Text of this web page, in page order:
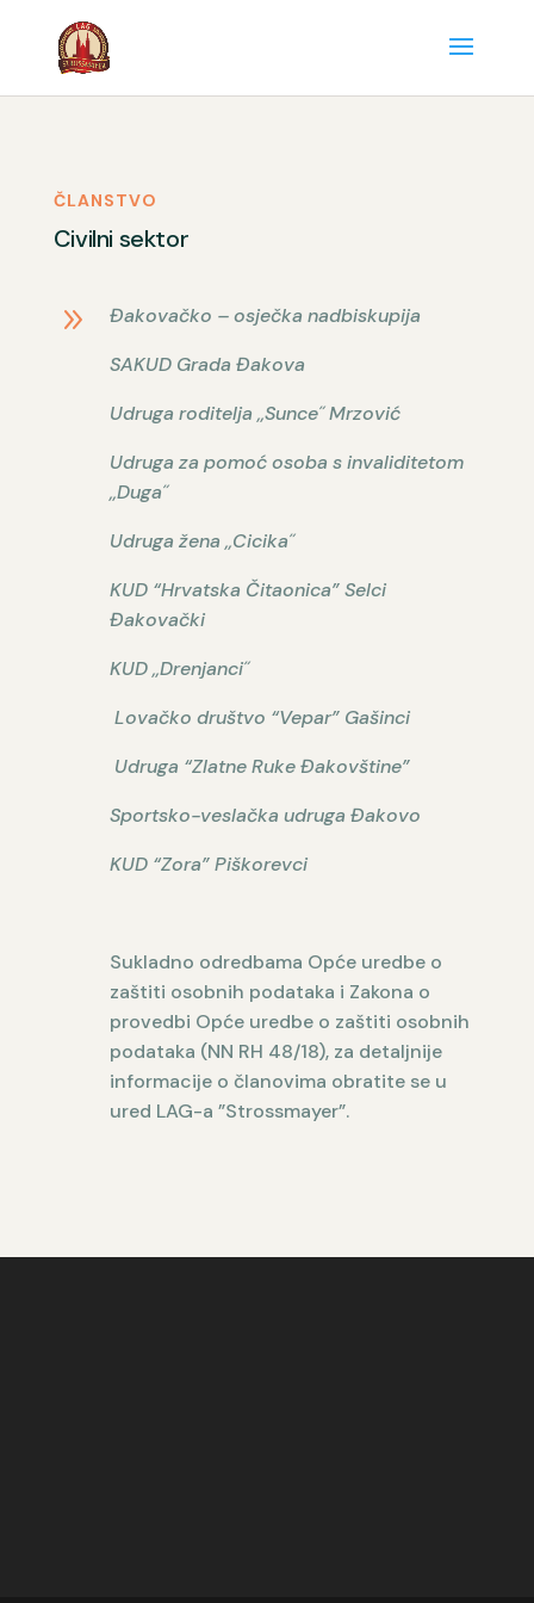
ČLANSTVO
Civilni sektor
9
Đakovačko – osječka nadbiskupija
SAKUD Grada Đakova
Udruga roditelja ,,Sunce˝ Mrzović
Udruga za pomoć osoba s invaliditetom
,,Duga˝
Udruga žena ,,Cicika˝
KUD “Hrvatska Čitaonica” Selci
Đakovački
KUD ,,Drenjanci˝
Lovačko društvo “Vepar” Gašinci
Udruga “Zlatne Ruke Đakovštine”
Sportsko-veslačka udruga Đakovo
KUD “Zora” Piškorevci
Sukladno odredbama Opće uredbe o
zaštiti osobnih podataka i Zakona o
provedbi Opće uredbe o zaštiti osobnih
podataka (NN RH 48/18), za detaljnije
informacije o članovima obratite se u
ured LAG-a ”Strossmayer”.